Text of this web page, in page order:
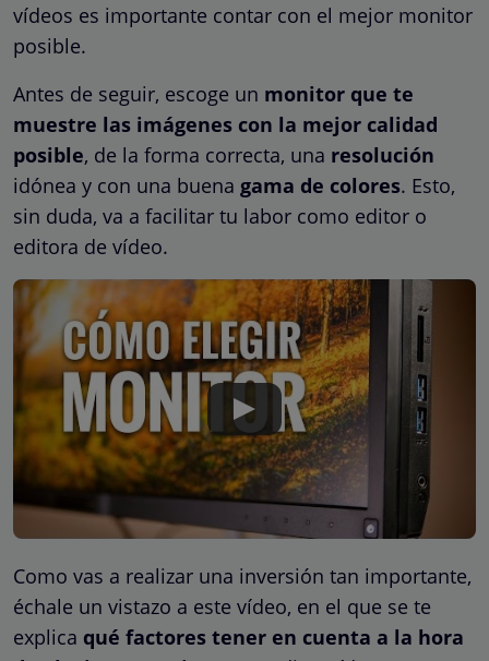
vídeos es importante contar con el mejor monitor
posible.
Antes de seguir, escoge un monitor que te
muestre las imágenes con la mejor calidad
posible, de la forma correcta, una resolución
idónea y con una buena gama de colores. Esto,
sin duda, va a facilitar tu labor como editor o
editora de vídeo.
Como vas a realizar una inversión tan importante,
échale un vistazo a este vídeo, en el que se te
explica qué factores tener en cuenta a la hora